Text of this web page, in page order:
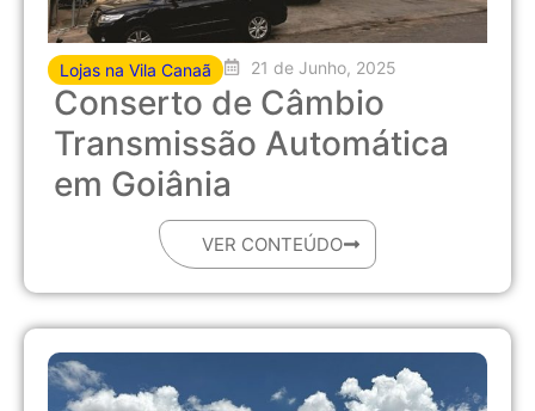
Lojas na Vila Canaã 21 de Junho, 2025
Conserto de Câmbio
Transmissão Automática
em Goiânia
VER CONTEÚDO